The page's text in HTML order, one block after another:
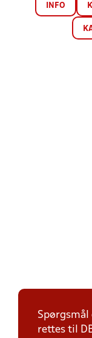
INFO
Spørgsmål
rettes til